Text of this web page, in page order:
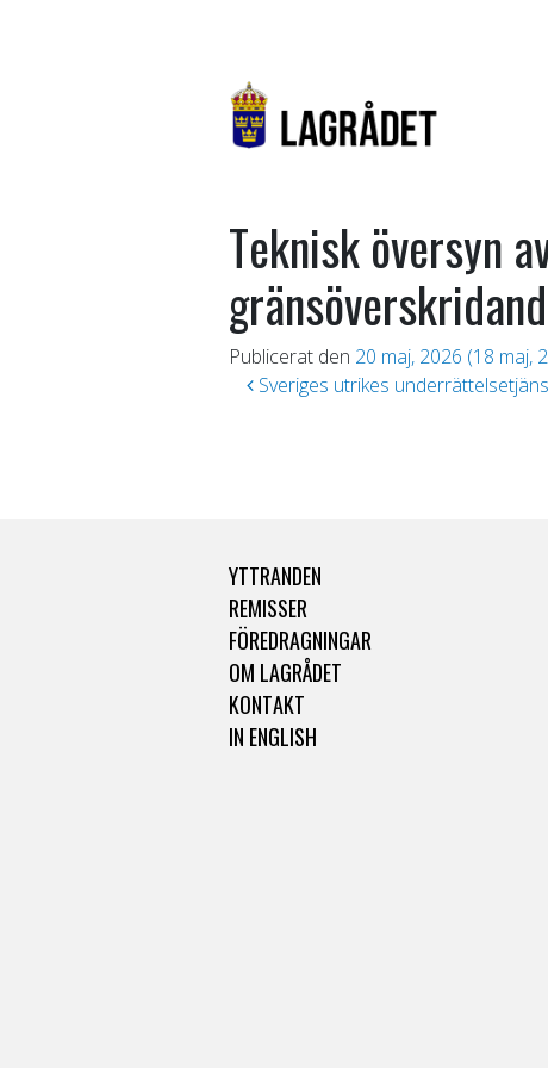
Teknisk översyn
Publicerat den 20 maj, 2026 (18 maj,
Inläggsnavigering
Sveriges utrikes
YTTRANDEN
REMISSER
FÖREDRAGNINGAR
OM LAGRÅDET
KONTAKT
IN ENGLISH